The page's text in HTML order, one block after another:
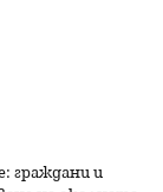
: граждани и